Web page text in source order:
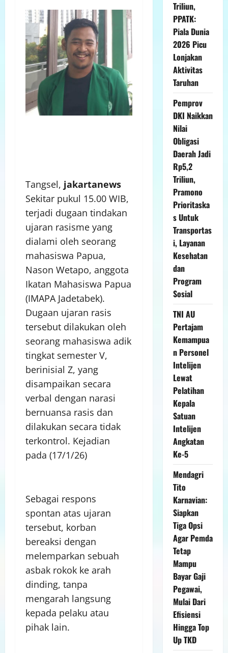
Tangsel, jakartanews
Sekitar pukul 15.00 WIB,
terjadi dugaan tindakan
ujaran rasisme yang
dialami oleh seorang
mahasiswa Papua,
Nason Wetapo, anggota
Ikatan Mahasiswa Papua
(IMAPA Jadetabek).
Dugaan ujaran rasis
tersebut dilakukan oleh
seorang mahasiswa adik
tingkat semester V,
berinisial Z, yang
disampaikan secara
verbal dengan narasi
bernuansa rasis dan
dilakukan secara tidak
terkontrol. Kejadian
pada (17/1/26)
Sebagai respons
spontan atas ujaran
tersebut, korban
bereaksi dengan
melemparkan sebuah
asbak rokok ke arah
dinding, tanpa
mengarah langsung
kepada pelaku atau
pihak lain.
Triliun,
PPATK:
Piala Dunia
2026 Picu
Lonjakan
Aktivitas
Taruhan
Pemprov
DKI Naikkan
Nilai
Obligasi
Daerah Jadi
Rp5,2
Triliun,
Pramono
Prioritaska
s Untuk
Transportas
i, Layanan
Kesehatan
dan
Program
Sosial
TNI AU
Pertajam
Kemampua
n Personel
Intelijen
Lewat
Pelatihan
Kepala
Satuan
Intelijen
Angkatan
Ke-5
Mendagri
Tito
Karnavian:
Siapkan
Tiga Opsi
Agar Pemda
Tetap
Mampu
Bayar Gaji
Pegawai,
Mulai Dari
Efisiensi
Hingga Top
Up TKD